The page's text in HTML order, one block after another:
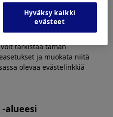
to TOP
Internet-
Evästeiden avulla
valintojesi ja
Lisätietoja on
tarkistaa tämän
ja muokata niitä
olevaa evästelinkkiä
alueesi
Hyväksy kaikki
evästeet